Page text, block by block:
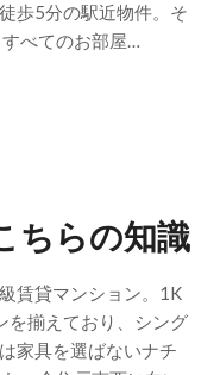
歩5分の駅近物件。そ
べてのお部屋…
ちらの知識
賃貸マンション。1K
を揃えており、シング
家具を選ばないナチ